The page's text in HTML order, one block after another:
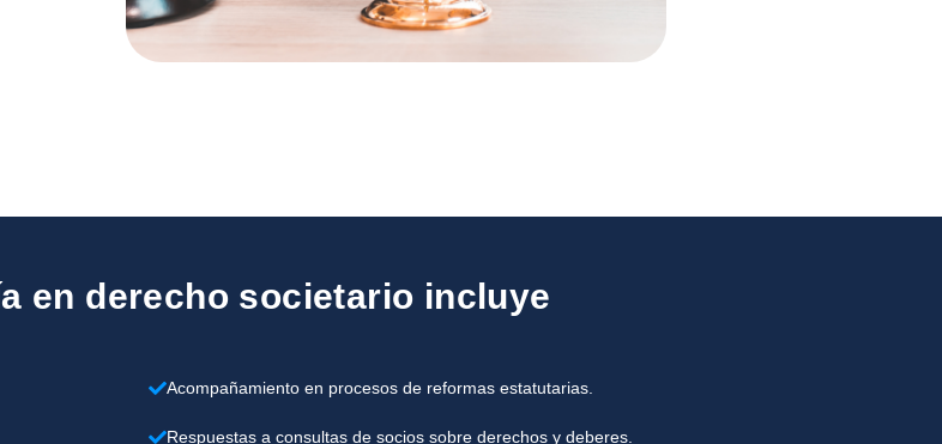
en derecho societario incluye
Acompañamiento en procesos de reformas estatutarias.
Respuestas a consultas de socios sobre derechos y deberes.